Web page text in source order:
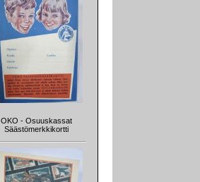
OKO - Osuuskassat
Säästömerkkikortti